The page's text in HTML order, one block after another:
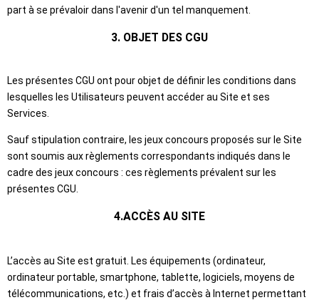
part à se prévaloir dans l'avenir d'un tel manquement.
3. OBJET DES CGU
Les présentes CGU ont pour objet de définir les conditions dans
lesquelles les Utilisateurs peuvent accéder au Site et ses
Services.
Sauf stipulation contraire, les jeux concours proposés sur le Site
sont soumis aux règlements correspondants indiqués dans le
cadre des jeux concours : ces règlements prévalent sur les
présentes CGU.
4.ACCÈS AU SITE
L’accès au Site est gratuit. Les équipements (ordinateur,
ordinateur portable, smartphone, tablette, logiciels, moyens de
télécommunications, etc.) et frais d’accès à Internet permettant